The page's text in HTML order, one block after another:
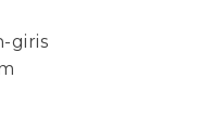
giris